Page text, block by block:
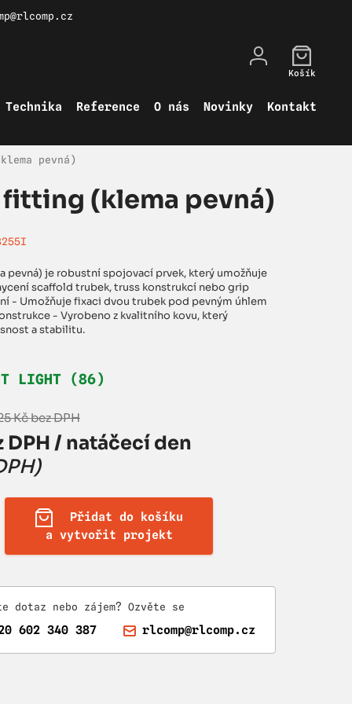
Technika Reference O nás Novinky Kontakt
Košík
pevná)
(klema pevná)
pevná) je robustní spojovací prvek, který umožňuje
scaffold trubek, truss konstrukcí nebo grip
- Umožňuje fixaci dvou trubek pod pevným úhlem
- Vyrobeno z kvalitního kovu, který
a stabilitu.
LIGHT (86)
Kč bez DPH
DPH / natáčecí den
Přidat do košíku
a vytvořit projekt
dotaz nebo zájem? Ozvěte se
602 340 387 rlcomp@rlcomp.cz